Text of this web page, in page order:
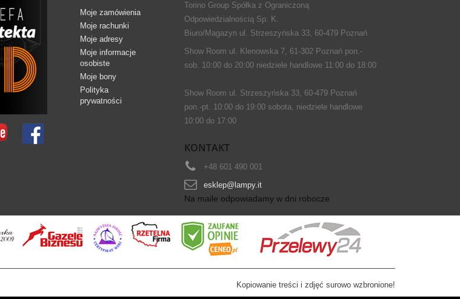
Moje zamówienia
Moje rachunki
Moje adresy
Moje informacje
osobiste
Moje bony
Polityka
prywatności
Torino Group Spółka z Ograniczoną
Odpowiedzialnością Sp. K.
Biuro/Magazyn ul. Strzeszyńska 33, 60-479 Poznań
Show Room ul. Klenowska 7, 61-302 Poznań pon.-
sob. 10:00 do 20:00 niedziele handlowe 11:00 do 18:00
Show Room ul. Strzeszyńska 33, 60-479 Poznań
pon.-pt. 10:00 do 19:00 sobota, niedziele handlowe
10:00 do 17:00
KONTAKT
+48 601 490 001
esklep@lampy.it
Na maile odpowiadamy w dni robocze
Kopiowanie treści i zdjęć surowo wzbronione!